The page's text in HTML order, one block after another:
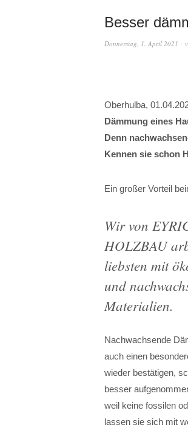
Besser
Donnerstag, 1. April 2021
Oberhulba,
Dämmung eines
Denn
Kennen sie schon
Ein großer Vorteil
Wir von
HOLZBAU
liebsten mit
und
Materialien.
Nachwachsende
auch einen
wieder bestätigen,
besser
weil keine fossilen
lassen sie sich mit